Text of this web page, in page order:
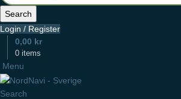
Search
Login / Register
0 items
0,00 kr
Menu
Search